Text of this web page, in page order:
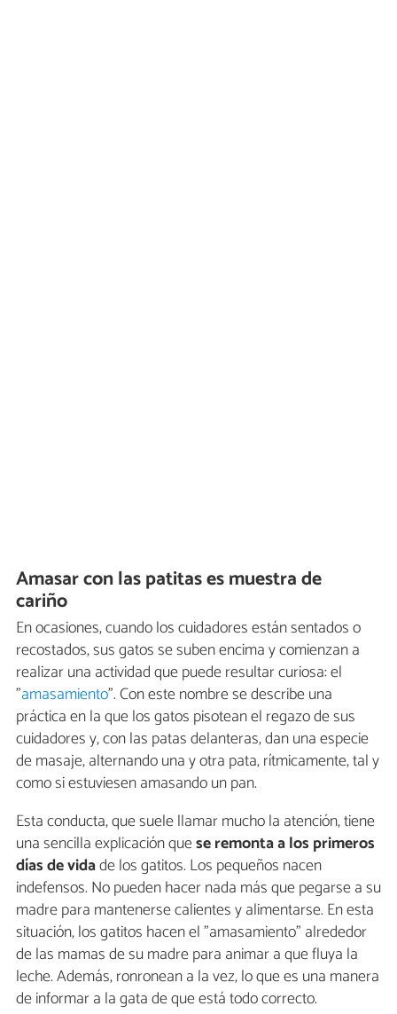
Amasar con las patitas es muestra de
cariño
En ocasiones, cuando los cuidadores están sentados o
recostados, sus gatos se suben encima y comienzan a
realizar una actividad que puede resultar curiosa: el
"amasamiento". Con este nombre se describe una
práctica en la que los gatos pisotean el regazo de sus
cuidadores y, con las patas delanteras, dan una especie
de masaje, alternando una y otra pata, rítmicamente, tal y
como si estuviesen amasando un pan.
Esta conducta, que suele llamar mucho la atención, tiene
una sencilla explicación quese remonta a los primeros
días de vidade los gatitos. Los pequeños nacen
indefensos. No pueden hacer nada más que pegarse a su
madre para mantenerse calientes y alimentarse. En esta
situación, los gatitos hacen el "amasamiento" alrededor
de las mamas de su madre para animar a que fluya la
leche. Además, ronronean a la vez, lo que es una manera
de informar a la gata de que está todo correcto.